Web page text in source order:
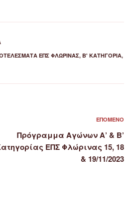
ΕΠΣ ΦΛΏΡΙΝΑΣ, Β' ΚΑΤΗΓΟΡΙΑ,
ΕΠΌΜΕΝΟ
Πρόγραμμα Αγώνων Α’ & Β’
ΕΠΣ Φλώρινας 15, 18
& 19/11/2023